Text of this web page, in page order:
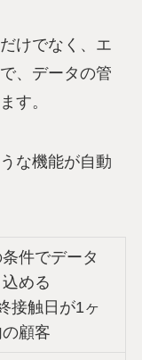
けでなく、エ
、データの管
す。
な機能が自動
件でデータ
める
接触日が1ヶ
顧客